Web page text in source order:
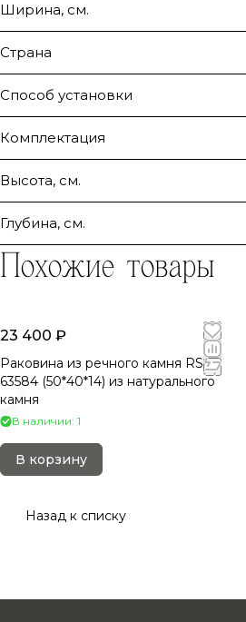
Ширина, см.
Страна
Способ установки
Комплектация
Высота, см.
Глубина, см.
Похожие товары
23 400 ₽
Раковина из речного камня RS-
63584 (50*40*14) из натурального
камня
В наличии: 1
В корзину
Назад к списку